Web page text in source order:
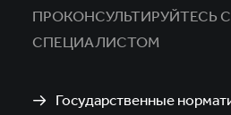
ПРОКОНСУЛЬТИРУЙТЕСЬ
СПЕЦИАЛИСТОМ
Государственные